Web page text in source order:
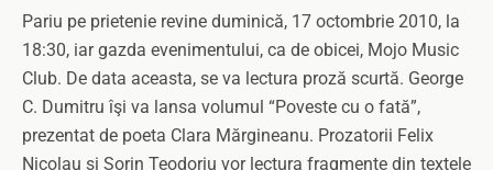
Pariu pe prietenie revine duminică, 17 octombrie 2010, la
18:30, iar gazda evenimentului, ca de obicei, Mojo Music
Club. De data aceasta, se va lectura proză scurtă. George
C. Dumitru îşi va lansa volumul “Poveste cu o fată”,
prezentat de poeta Clara Mărgineanu. Prozatorii Felix
Nicolau şi Sorin Teodoriu vor lectura fragmente din textele